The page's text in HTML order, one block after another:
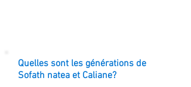
Quelles sont les générations de
Sofath natea et Caliane?